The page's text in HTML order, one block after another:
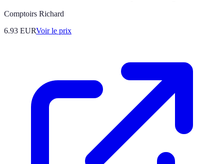
Comptoirs Richard
6.93 EURVoir le prix